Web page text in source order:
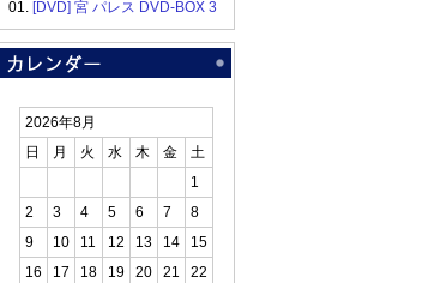
01. [DVD] 宮 パレス DVD-BOX 3
2026年8月
日
月 火 水 木 金
土
1
2
3 4 5 6 7
8
9
10 11 12 13 14
15
16
17 18 19 20 21
22